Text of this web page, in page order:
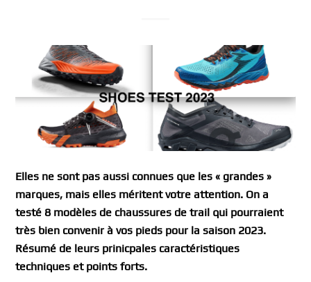
Elles ne sont pas aussi connues que les « grandes »
marques, mais elles méritent votre attention. On a
testé 8 modèles de chaussures de trail qui pourraient
très bien convenir à vos pieds pour la saison 2023.
Résumé de leurs prinicpales caractéristiques
techniques et points forts.